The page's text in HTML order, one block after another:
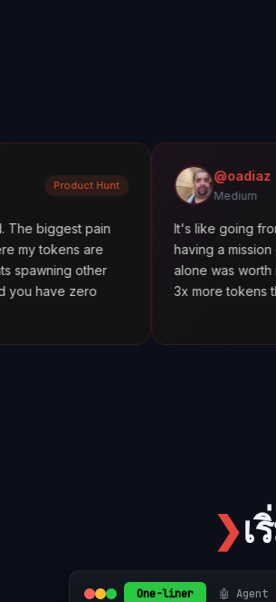
Hunt
pain
@oadiaz
Medium
It's like going from 'I think my
having a mission control
alone was worth it. I
3x more tokens than
❯เ
One-liner 🤖 Agent